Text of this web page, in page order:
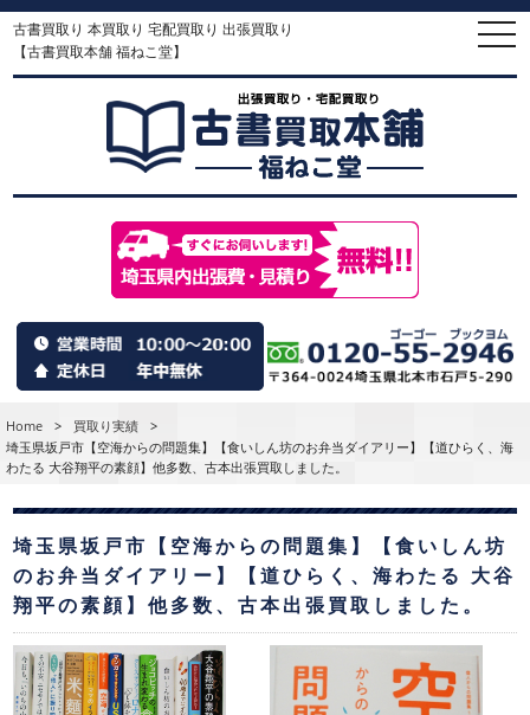
古書買取り 本買取り 宅配買取り 出張買取り
【古書買取本舗 福ねこ堂】
Home > 買取り実績
>
埼玉県坂戸市【空海からの問題集】【食いしん坊のお弁当ダイアリー】【道ひらく、海
わたる 大谷翔平の素顔】他多数、古本出張買取しました。
埼玉県坂戸市【空海からの問題集】【食いしん坊
のお弁当ダイアリー】【道ひらく、海わたる 大谷
翔平の素顔】他多数、古本出張買取しました。